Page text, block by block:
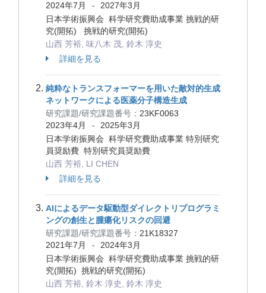
2024年7月
-
2027年3月
日本学術振興会 科学研究費助成事業 挑戦的研
究(開拓) 挑戦的研究(開拓)
山西 芳裕, 味八木 茂, 鈴木 淳史
詳細を見る
純粋なトランスフォーマーを用いた敵対的生成
ネットワークによる医薬分子構造生成
研究課題/研究課題番号： 23KF0063
2023年4月
-
2025年3月
日本学術振興会 科学研究費助成事業 特別研究
員奨励費 特別研究員奨励費
山西 芳裕, LI CHEN
詳細を見る
AIによるデータ駆動型ダイレクトリプログラミ
ングの創生と腫瘍化リスクの回避
研究課題/研究課題番号： 21K18327
2021年7月
-
2024年3月
日本学術振興会 科学研究費助成事業 挑戦的研
究(開拓) 挑戦的研究(開拓)
山西 芳裕, 鈴木 淳史, 鈴木 淳史